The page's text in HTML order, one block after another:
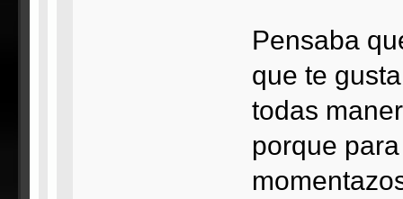
Pensaba
que te
todas
porque